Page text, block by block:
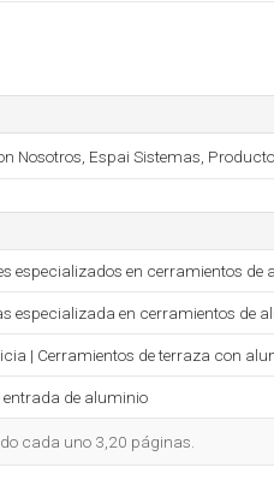
Nosotros, Espai Sistemas,
especializados en cerramientos de
especializada en cerramientos de
| Cerramientos de terraza con
entrada de aluminio
cada uno 3,20 páginas.